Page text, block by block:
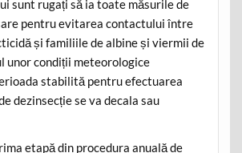
sunt rugați să ia toate măsurile de
pentru evitarea contactului între
și familiile de albine și viermii de
unor condiții meteorologice
stabilită pentru efectuarea
dezinsecție se va decala sau
etapă din procedura anuală de